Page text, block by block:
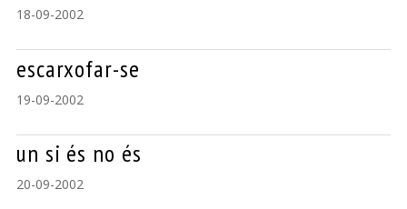
18-09-2002
escarxofar-se
19-09-2002
un si és no és
20-09-2002